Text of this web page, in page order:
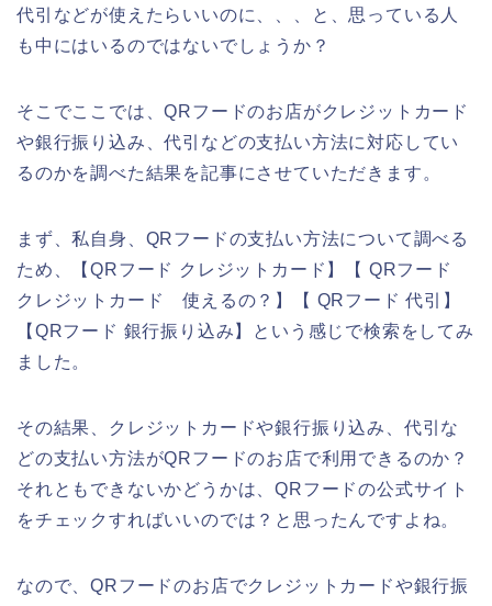
代引などが使えたらいいのに、、、と、思っている人
も中にはいるのではないでしょうか？
そこでここでは、QRフードのお店がクレジットカード
や銀行振り込み、代引などの支払い方法に対応してい
るのかを調べた結果を記事にさせていただきます。
まず、私自身、QRフードの支払い方法について調べる
ため、【QRフード クレジットカード】【 QRフード
クレジットカード 使えるの？】【 QRフード 代引】
【QRフード 銀行振り込み】という感じで検索をしてみ
ました。
その結果、クレジットカードや銀行振り込み、代引な
どの支払い方法がQRフードのお店で利用できるのか？
それともできないかどうかは、QRフードの公式サイト
をチェックすればいいのでは？と思ったんですよね。
なので、QRフードのお店でクレジットカードや銀行振